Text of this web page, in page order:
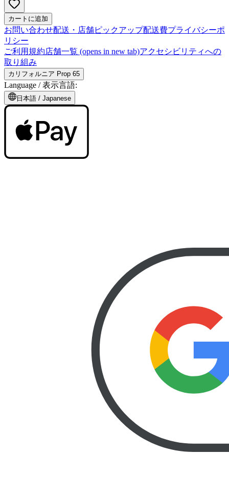
カートに追加
お問い合わせ配送・店舗ピックアップ配送費プライバシーポ
リシー
ご利用規約店舗一覧 (opens in new tab)アクセシビリティへの
取り組み
カリフォルニア Prop 65
Language /表示言語:
日本語 / Japanese